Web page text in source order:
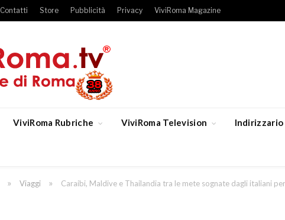
Contatti Store Pubblicità Privacy ViviRoma Magazine
ViviRoma Rubriche ViviRoma Television Indirizzario
» Viaggi » Caraibi, Maldive e Thailandia tra le mete sognate dagli italiani